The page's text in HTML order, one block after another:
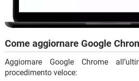
Come aggiornare Google
Aggiornare Google Chrome
procedimento veloce: